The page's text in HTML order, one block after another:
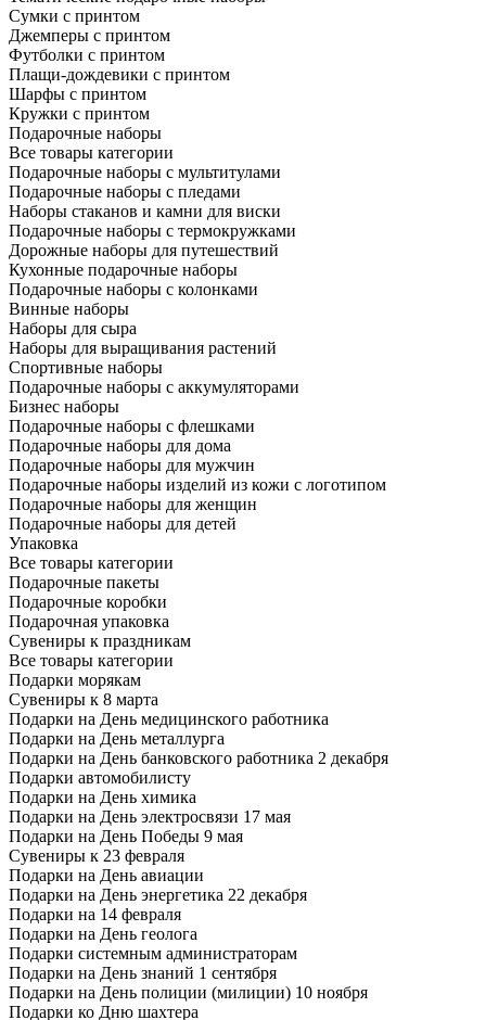
Сумки с принтом
Джемперы с принтом
Футболки с принтом
Плащи-дождевики с принтом
Шарфы с принтом
Кружки с принтом
Подарочные наборы
Все товары категории
Подарочные наборы с мультитулами
Подарочные наборы с пледами
Наборы стаканов и камни для виски
Подарочные наборы с термокружками
Дорожные наборы для путешествий
Кухонные подарочные наборы
Подарочные наборы с колонками
Винные наборы
Наборы для сыра
Наборы для выращивания растений
Спортивные наборы
Подарочные наборы с аккумуляторами
Бизнес наборы
Подарочные наборы с флешками
Подарочные наборы для дома
Подарочные наборы для мужчин
Подарочные наборы изделий из кожи с логотипом
Подарочные наборы для женщин
Подарочные наборы для детей
Упаковка
Все товары категории
Подарочные пакеты
Подарочные коробки
Подарочная упаковка
Сувениры к праздникам
Все товары категории
Подарки морякам
Сувениры к 8 марта
Подарки на День медицинского работника
Подарки на День металлурга
Подарки на День банковского работника 2 декабря
Подарки автомобилисту
Подарки на День химика
Подарки на День электросвязи 17 мая
Подарки на День Победы 9 мая
Сувениры к 23 февраля
Подарки на День авиации
Подарки на День энергетика 22 декабря
Подарки на 14 февраля
Подарки на День геолога
Подарки системным администраторам
Подарки на День знаний 1 сентября
Подарки на День полиции (милиции) 10 ноября
Подарки ко Дню шахтера